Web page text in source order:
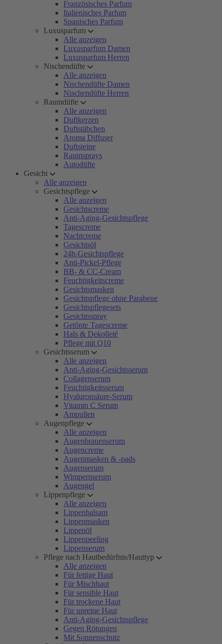
Französisches Parfum
Italienisches Parfum
Spanisches Parfum
Luxusparfum
Alle anzeigen
Luxusparfum Damen
Luxusparfum Herren
Nischendüfte
Alle anzeigen
Nischendüfte Damen
Nischendüfte Herren
Raumdüfte
Alle anzeigen
Duftkerzen
Duftstäbchen
Aroma Diffuser
Duftsteine
Raumsprays
Autodüfte
Gesicht
Alle anzeigen
Gesichtspflege
Alle anzeigen
Gesichtscreme
Anti-Aging-Gesichtspflege
Tagescreme
Nachtcreme
Gesichtsöl
24h-Gesichtspflege
Anti-Pickel-Pflege
BB- & CC-Cream
Feuchtigkeitscreme
Gesichtsmasken
Gesichtspflege ohne Parabene
Gesichtspflegesets
Gesichtsspray
Getönte Tagescreme
Hals & Dekolleté
Pflege mit Q10
Gesichtsserum
Alle anzeigen
Anti-Aging-Gesichtsserum
Collagenserum
Feuchtigkeitsserum
Hyaluronsäure-Serum
Vitamin C Serum
Ampullen
Augenpflege
Alle anzeigen
Augenbrauenserum
Augencreme
Augenmasken & -pads
Augenserum
Wimpernserum
Augengel
Lippenpflege
Alle anzeigen
Lippenbalsam
Lippenmasken
Lippenöl
Lippenpeeling
Lippenserum
Pflege nach Hautbedürfnis/Hauttyp
Alle anzeigen
Für fettige Haut
Für Mischhaut
Für sensible Haut
Für trockene Haut
Für unreine Haut
Anti-Aging-Gesichtspflege
Gegen Rötungen
Mit Sonnenschutz